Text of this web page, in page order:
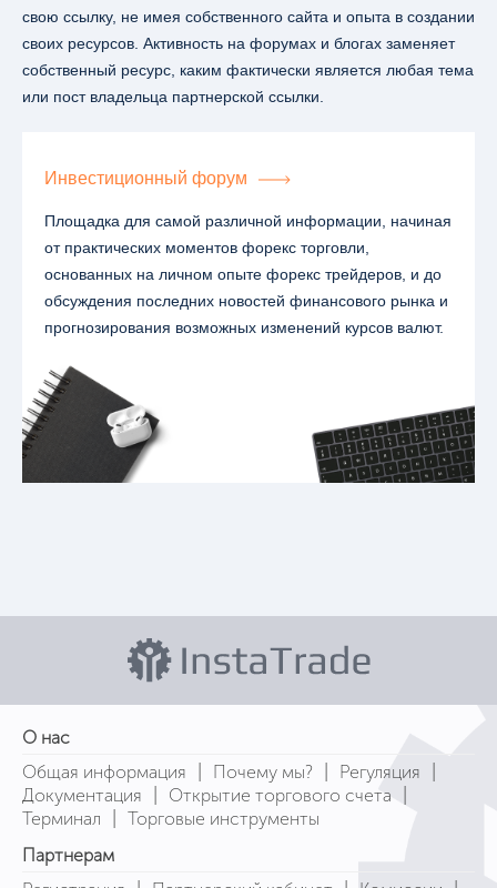
свою ссылку, не имея собственного сайта и опыта в создании
своих ресурсов. Активность на форумах и блогах заменяет
собственный ресурс, каким фактически является любая тема
или пост владельца партнерской ссылки.
Инвестиционный форум
Площадка для самой различной информации, начиная
от практических моментов форекс торговли,
основанных на личном опыте форекс трейдеров, и до
обсуждения последних новостей финансового рынка и
прогнозирования возможных изменений курсов валют.
О нас
Общая информация
| Почему мы? | Регуляция |
Документация | Открытие торгового счета |
Терминал | Торговые инструменты
Партнерам